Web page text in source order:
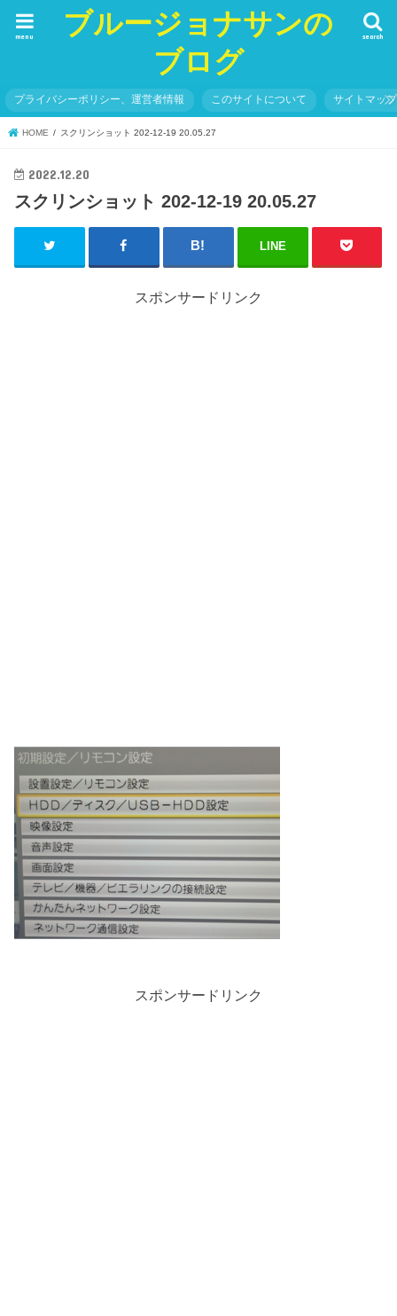
ブルージョナサンの
ブログ
search
menu
プライバシーポリシー、運営者情報 このサイトについて サイトマップ
HOME スクリンショット 202-12-19 20.05.27
2022.12.20
スクリンショット 202-12-19 20.05.27
LINE
スポンサードリンク
スポンサードリンク